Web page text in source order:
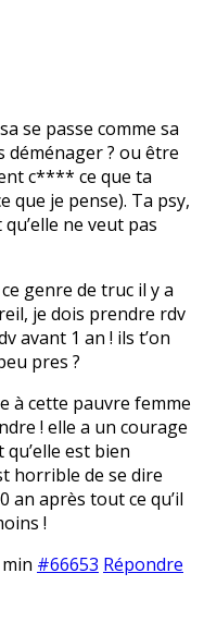
se passe comme sa
déménager ? ou être
c**** ce que ta
que je pense). Ta psy,
ne veut pas
genre de truc il y a
je dois prendre rdv
avant 1 an ! ils t’on
pres ?
à cette pauvre femme
! elle a un courage
est bien
horrible de se dire
an après tout ce qu’il
!
#66653 Répondre